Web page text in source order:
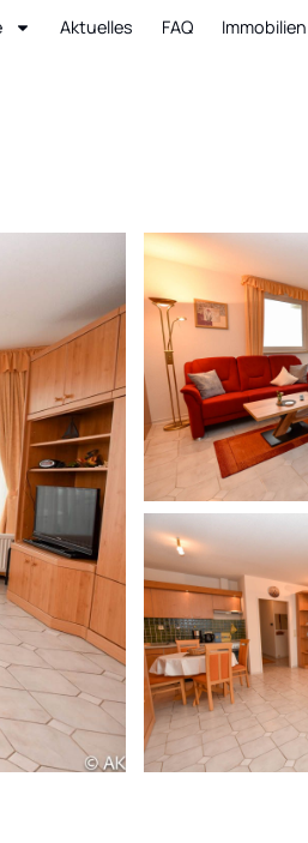
Aktuelles FAQ Immobilien